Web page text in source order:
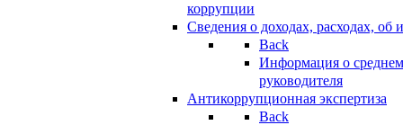
коррупции
Сведения о доходах, расходах, об
Back
Информация о
руководителя
Антикоррупционная экспертиза
Back